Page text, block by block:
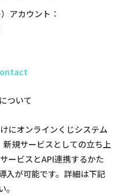
アカウント：
ついて
にオンラインくじシステム
規サービスとしての立ち上
ービスとAPI連携するかた
入が可能です。詳細は下記